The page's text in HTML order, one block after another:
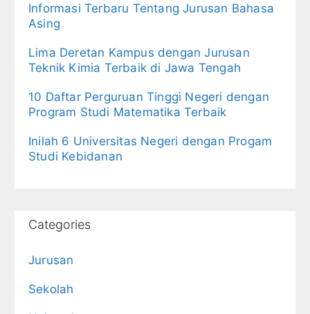
Informasi Terbaru Tentang Jurusan Bahasa
Asing
Lima Deretan Kampus dengan Jurusan
Teknik Kimia Terbaik di Jawa Tengah
10 Daftar Perguruan Tinggi Negeri dengan
Program Studi Matematika Terbaik
Inilah 6 Universitas Negeri dengan Progam
Studi Kebidanan
Categories
Jurusan
Sekolah